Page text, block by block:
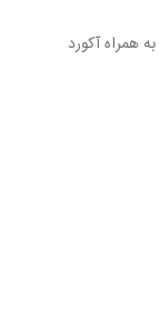
همراه آکورد